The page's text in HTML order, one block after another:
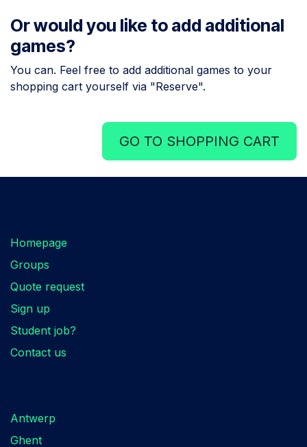
Or would you like to add additional
games?
You can. Feel free to add additional games to your
shopping cart yourself via "Reserve".
GO TO SHOPPING CART
Homepage
Groups
Quote request
Sign up
Student job?
Contact us
Antwerp
Ghent